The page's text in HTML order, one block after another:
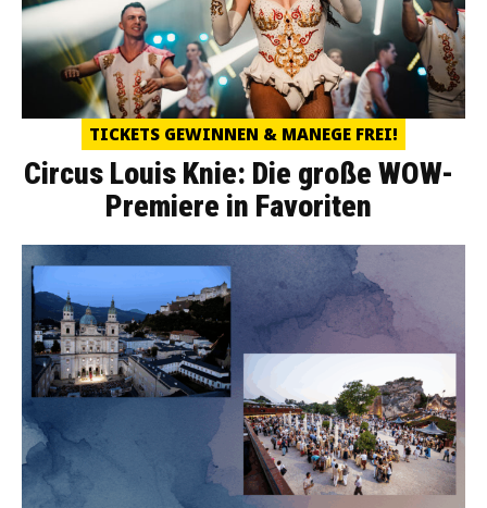
TICKETS GEWINNEN & MANEGE FREI!
Circus Louis Knie: Die große WOW-
Premiere in Favoriten